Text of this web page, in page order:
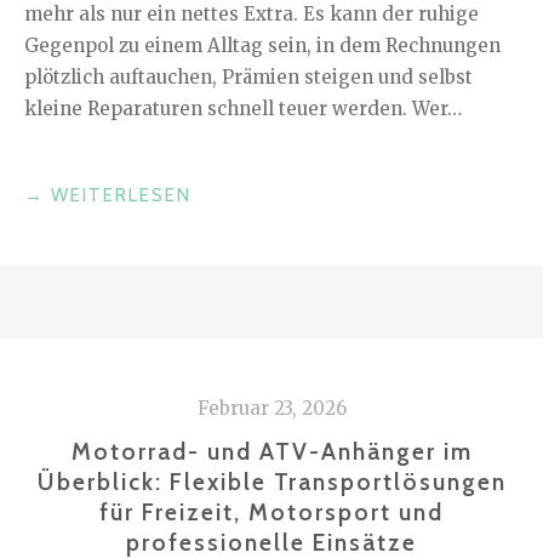
mehr als nur ein nettes Extra. Es kann der ruhige
Gegenpol zu einem Alltag sein, in dem Rechnungen
plötzlich auftauchen, Prämien steigen und selbst
kleine Reparaturen schnell teuer werden. Wer…
„WERKSTATT,
UNERWARTETEN
AUSGABEN
SCHÜTZT“
→ WEITERLESEN
Februar 23, 2026
Motorrad- und ATV-Anhänger im
Überblick: Flexible Transportlösungen
für Freizeit, Motorsport und
professionelle Einsätze